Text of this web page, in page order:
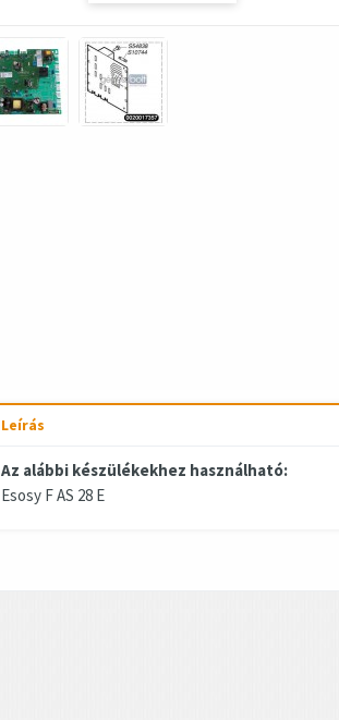
Leírás
Az alábbi készülékekhez használható:
Esosy F AS 28 E